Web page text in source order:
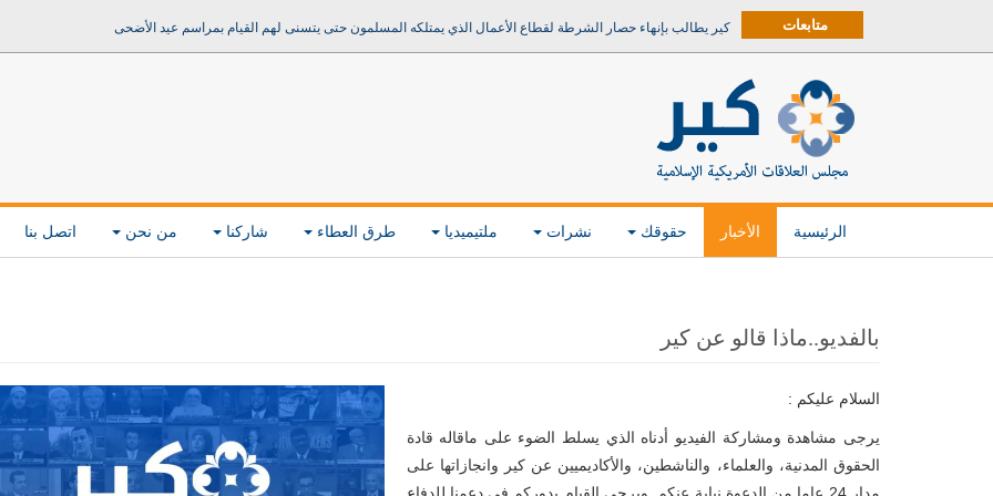
متابعات كير يطالب بإنهاء حصار الشرطة لقطاع الأعمال الذي يمتلكه المسلمون حتى يتسنى لهم القيام بمراسم عيد الأضحى
الرئيسية الأخبار حقوقك نشرات ملتيميديا طرق العطاء شاركنا من نحن اتصل بنا
بالفديو..ماذا قالو عن كير
السلام عليكم :
يرجى مشاهدة ومشاركة الفيديو أدناه الذي يسلط الضوء على ماقاله قادة
الحقوق المدنية، والعلماء، والناشطين، والأكاديميين عن كير وانجازاتها على